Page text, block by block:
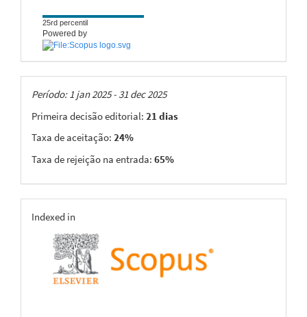
25rd percentil
Powered by
Taxas
Período: 1 jan 2025 - 31 dec 2025
Primeira decisão editorial: 21 dias
Taxa de aceitação: 24%
Taxa de rejeição na entrada: 65%
indexing
Indexed in